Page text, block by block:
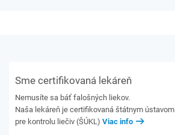
Sme certifikovaná lekáreň
Nemusíte sa báť falošných liekov.
Naša lekáreň je certifikovaná štátnym ústavom
pre kontrolu liečiv (ŠÚKL) Viac info